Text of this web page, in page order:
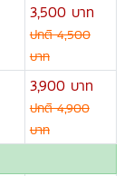
3,500 บาท
ปกติ 4,500
บาท
3,900 บาท
ปกติ 4,900
บาท